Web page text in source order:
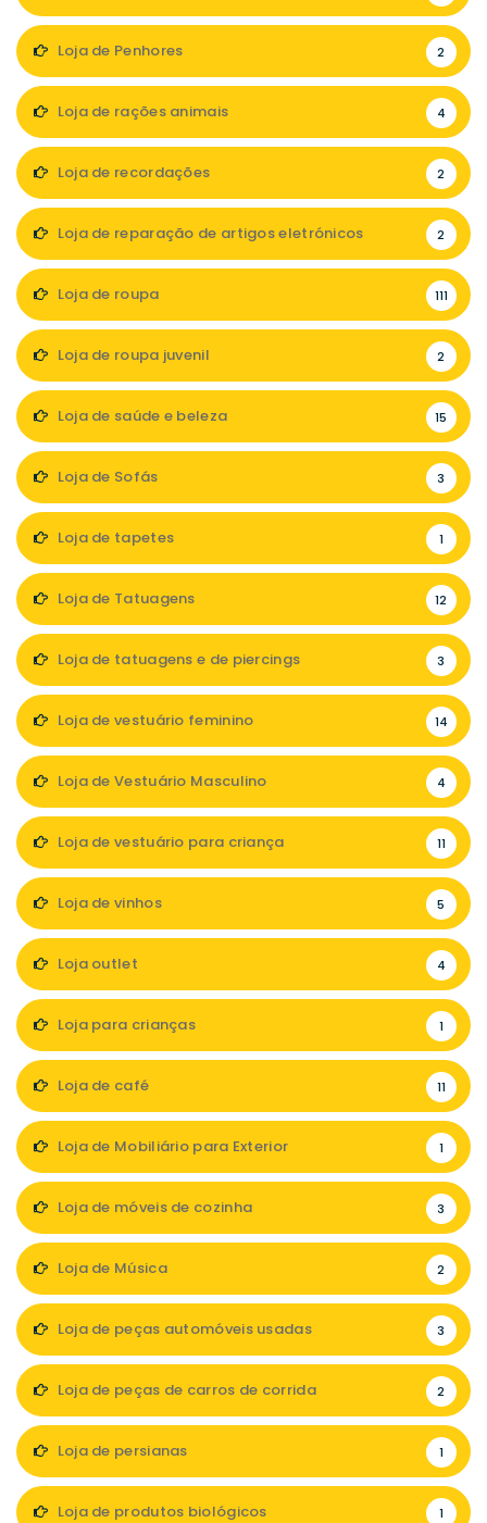
Loja de Penhores 2
Loja de rações animais 4
Loja de recordações 2
Loja de reparação de artigos eletrónicos 2
Loja de roupa 111
Loja de roupa juvenil 2
Loja de saúde e beleza 15
Loja de Sofás 3
Loja de tapetes 1
Loja de Tatuagens 12
Loja de tatuagens e de piercings 3
Loja de vestuário feminino 14
Loja de Vestuário Masculino 4
Loja de vestuário para criança 11
Loja de vinhos 5
Loja outlet 4
Loja para crianças 1
Loja de café 11
Loja de Mobiliário para Exterior 1
Loja de móveis de cozinha 3
Loja de Música 2
Loja de peças automóveis usadas 3
Loja de peças de carros de corrida 2
Loja de persianas 1
Loja de produtos biológicos 1